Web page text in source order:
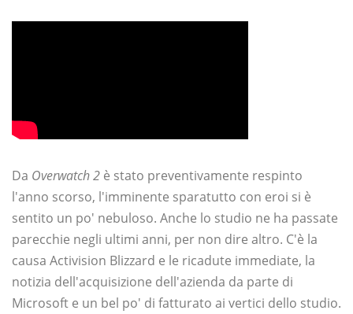
Da Overwatch 2 è stato preventivamente respinto
l'anno scorso, l'imminente sparatutto con eroi si è
sentito un po' nebuloso. Anche lo studio ne ha passate
parecchie negli ultimi anni, per non dire altro. C'è la
causa Activision Blizzard e le ricadute immediate, la
notizia dell'acquisizione dell'azienda da parte di
Microsoft e un bel po' di fatturato ai vertici dello studio.